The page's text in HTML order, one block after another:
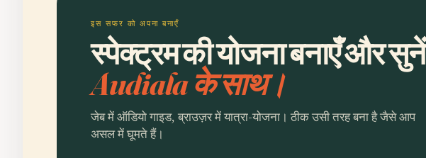
इस सफर को अपना बनाएँ
स्पेक्ट्रम की योजना बनाएँ और सुनें
Audiala के साथ।
जेब में ऑडियो गाइड, ब्राउज़र में यात्रा-योजना। ठीक उसी तरह बना है जैसे आप
असल में घूमते हैं।